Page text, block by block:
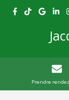
Prendre